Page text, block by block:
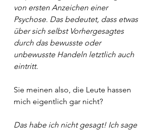
von ersten Anzeichen einer
Psychose. Das bedeutet, dass etwas
über sich selbst Vorhergesagtes
durch das bewusste oder
unbewusste Handeln letztlich auch
eintritt.
Sie meinen also, die Leute hassen
mich eigentlich gar nicht?
Das habe ich nicht gesagt! Ich sage